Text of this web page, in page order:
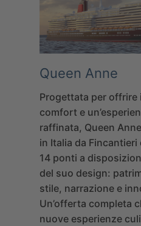
Queen Anne
Progettata per offrire
comfort e
raffinata, Queen
in Italia da Fincantieri
14 ponti a
del suo design:
stile, narrazione e
Un’offerta completa
nuove esperienze